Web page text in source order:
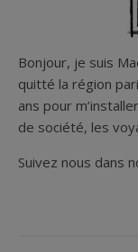
Bonjour, je suis
quitté la région
ans pour
de société, les
Suivez nous dans